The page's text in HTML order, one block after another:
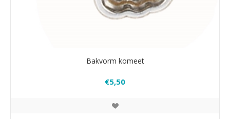
Bakvorm komeet
€5,50